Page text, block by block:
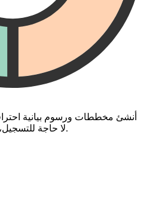
أنشئ مخططات ورسوم بيانية
لا حاجة للتسجيل، نهج يعطي الأولوية للخصوصية.